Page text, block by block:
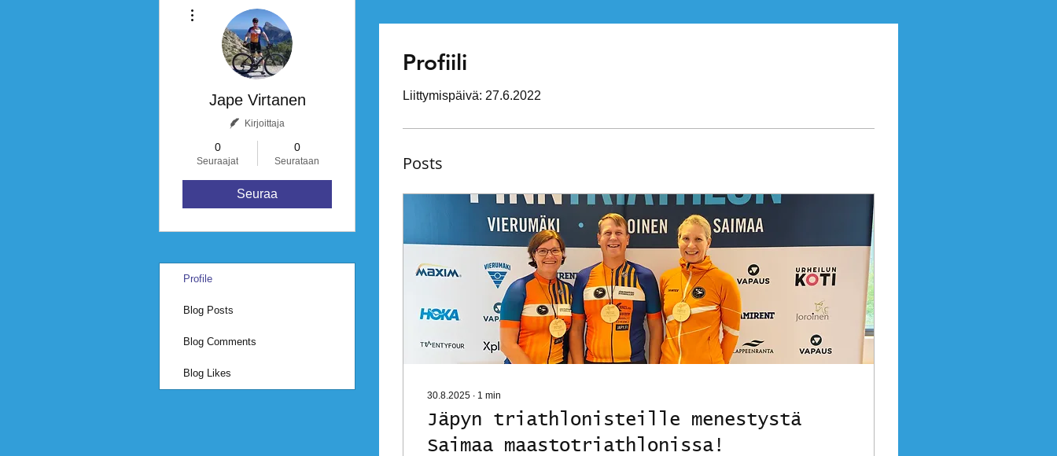
Profiili
Liittymispäivä: 27.6.2022
Posts
30.8.2025 ∙ 1 min
Jäpyn triathlonisteille menestystä
Saimaa maastotriathlonissa!
Jape Virtanen
Kirjoittaja
0
Seuraajat
0
Seurataan
Seuraa
Profile
Blog Posts
Blog Comments
Blog Likes